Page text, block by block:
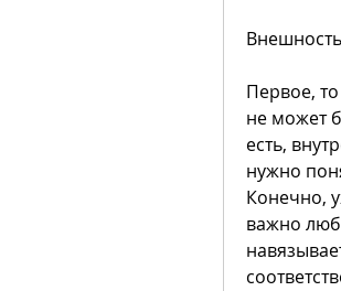
Первое,
не может
есть,
нужно
Конечно,
важно